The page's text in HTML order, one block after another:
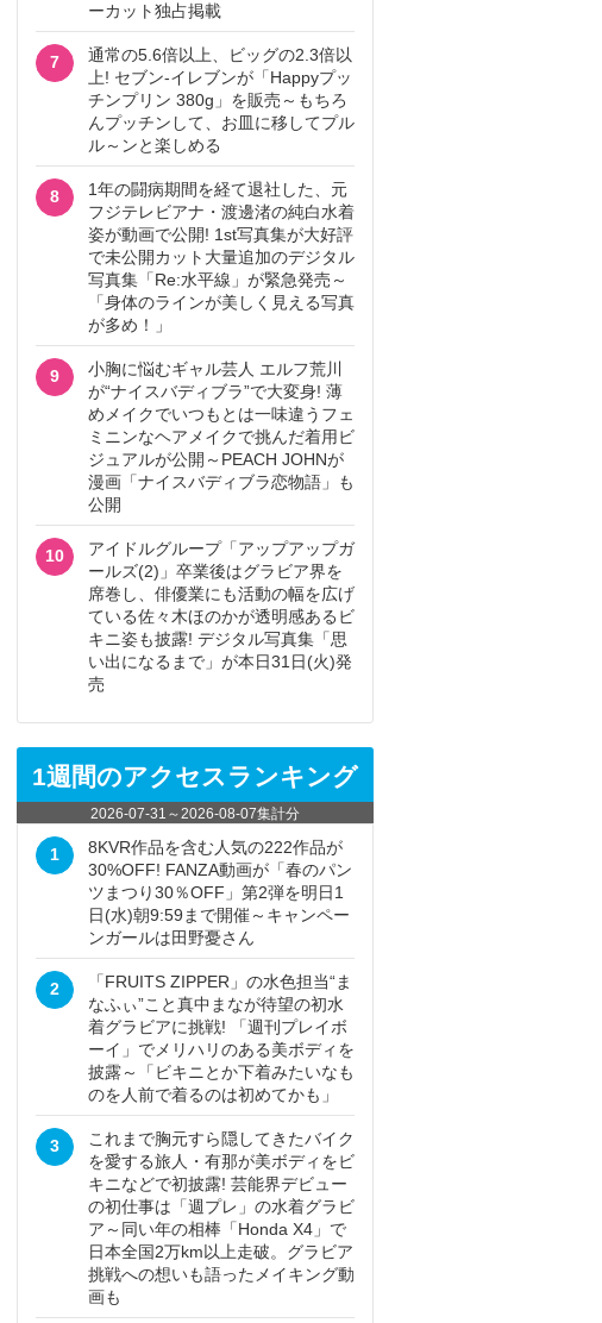
ーカット独占掲載
7
通常の5.6倍以上、ビッグの2.3倍以
上! セブン‐イレブンが「Happyプッ
チンプリン 380g」を販売～もちろ
んプッチンして、お皿に移してプル
ル～ンと楽しめる
8
1年の闘病期間を経て退社した、元
フジテレビアナ・渡邊渚の純白水着
姿が動画で公開! 1st写真集が大好評
で未公開カット大量追加のデジタル
写真集「Re:水平線」が緊急発売～
「身体のラインが美しく見える写真
が多め！」
9
小胸に悩むギャル芸人 エルフ荒川
が“ナイスバディブラ”で大変身! 薄
めメイクでいつもとは一味違うフェ
ミニンなヘアメイクで挑んだ着用ビ
ジュアルが公開～PEACH JOHNが
漫画「ナイスバディブラ恋物語」も
公開
10
アイドルグループ「アップアップガ
ールズ(2)」卒業後はグラビア界を
席巻し、俳優業にも活動の幅を広げ
ている佐々木ほのかが透明感あるビ
キニ姿も披露! デジタル写真集「思
い出になるまで」が本日31日(火)発
売
1週間のアクセスランキング
2026-07-31 ～2026-08-07集計分
1
8KVR作品を含む人気の222作品が
30%OFF! FANZA動画が「春のパン
ツまつり30％OFF」第2弾を明日1
日(水)朝9:59まで開催～キャンペー
ンガールは田野憂さん
2
「FRUITS ZIPPER」の水色担当“ま
なふぃ”こと真中まなが待望の初水
着グラビアに挑戦! 「週刊プレイボ
ーイ」でメリハリのある美ボディを
披露～「ビキニとか下着みたいなも
のを人前で着るのは初めてかも」
3
これまで胸元すら隠してきたバイク
を愛する旅人・有那が美ボディをビ
キニなどで初披露! 芸能界デビュー
の初仕事は「週プレ」の水着グラビ
ア～同い年の相棒「Honda X4」で
日本全国2万km以上走破。グラビア
挑戦への想いも語ったメイキング動
画も